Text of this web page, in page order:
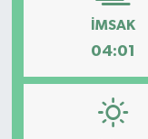
İMSAK
04:01
Siyaset
Yaşam